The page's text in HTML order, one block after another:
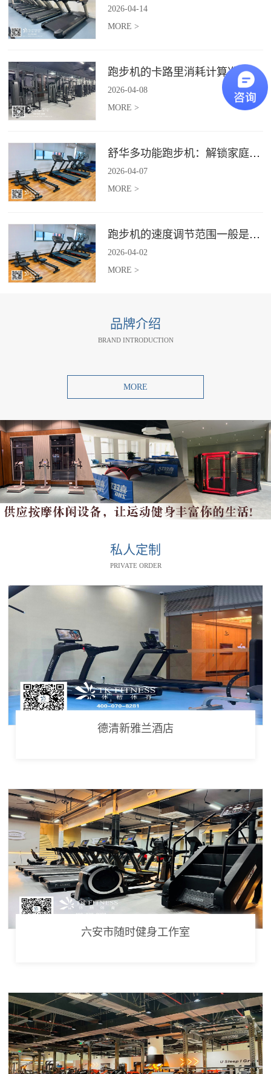
2026-04-14
MORE >
跑步机的卡路里消耗计算准确吗？
2026-04-08
MORE >
舒华多功能跑步机：解锁家庭健身新体验（体楷体育）
2026-04-07
MORE >
跑步机的速度调节范围一般是多少？
2026-04-02
MORE >
品牌介绍
BRAND INTRODUCTION
MORE
私人定制
PRIVATE ORDER
德清新雅兰酒店
六安市随时健身工作室